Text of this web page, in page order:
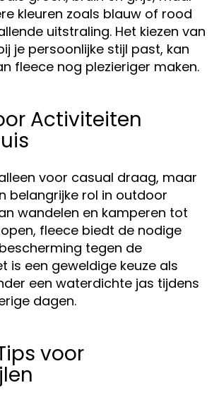
kleuren zoals blauw of rood
uitstraling. Het kiezen van
je persoonlijke stijl past, kan
fleece nog plezieriger maken.
Activiteiten
voor casual draag, maar
belangrijke rol in outdoor
wandelen en kamperen tot
fleece biedt de nodige
tegen de
is een geweldige keuze als
een waterdichte jas tijdens
dagen.
voor